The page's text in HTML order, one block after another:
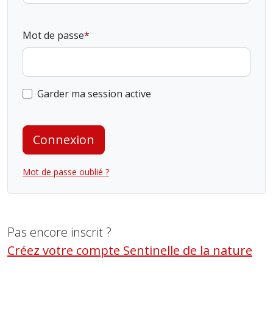
Mot de passe
Garder ma session active
Connexion
Mot de passe oublié ?
Pas encore inscrit ?
Créez votre compte Sentinelle de la nature